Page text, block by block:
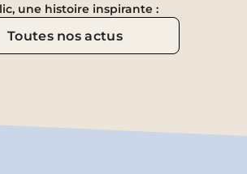
une histoire inspirante :
Toutes nos actus